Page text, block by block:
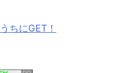
ちにGET！